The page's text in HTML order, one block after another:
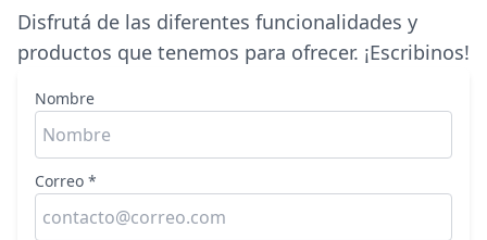
Disfrutá de las diferentes funcionalidades y
productos que tenemos para ofrecer. ¡Escribinos!
Nombre
Correo *